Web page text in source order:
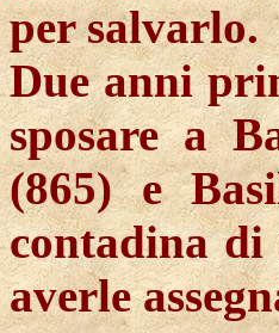
per salvarlo.
Due anni
sposare a
(865) e
contadina
averle